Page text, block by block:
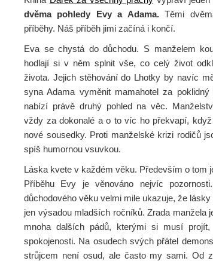
dvěma pohledy Evy a Adama.Těmi
příběhy. Náš příběh jimi začíná i končí.
Eva se chystá do důchodu. S manželem
hodlají si v něm splnit vše, co celý život
života. Jejich stěhování do Lhotky by navíc
syna Adama vyměnit mamahotel za
nabízí právě druhý pohled na věc.
vždy za dokonalé a o to víc ho překvapí,
nové sousedky. Proti manželské krizi rodičů
spíš humornou vsuvkou.
Láska kvete v každém věku. Především o tom
Příběhu Evy je věnováno nejvíc
důchodového věku velmi mile ukazuje, že
jen výsadou mladších ročníků. Zrada manžela
mnoha dalších pádů, kterými si musí
spokojenosti. Na osudech svých přátel
strůjcem není osud, ale často my sami. Od